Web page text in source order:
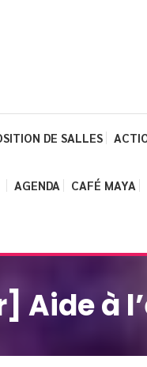
DE SALLES
AGENDA CAFÉ MAYA
Aide à